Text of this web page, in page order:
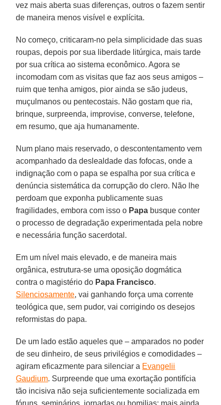
vez mais aberta suas diferenças, outros o fazem sentir
de maneira menos visível e explícita.
No começo, criticaram-no pela simplicidade das suas
roupas, depois por sua liberdade litúrgica, mais tarde
por sua crítica ao sistema econômico. Agora se
incomodam com as visitas que faz aos seus amigos –
ruim que tenha amigos, pior ainda se são judeus,
muçulmanos ou pentecostais. Não gostam que ria,
brinque, surpreenda, improvise, converse, telefone,
em resumo, que aja humanamente.
Num plano mais reservado, o descontentamento vem
acompanhado da deslealdade das fofocas, onde a
indignação com o papa se espalha por sua crítica e
denúncia sistemática da corrupção do clero. Não lhe
perdoam que exponha publicamente suas
fragilidades, embora com isso o Papa busque conter
o processo de degradação experimentada pela nobre
e necessária função sacerdotal.
Em um nível mais elevado, e de maneira mais
orgânica, estrutura-se uma oposição dogmática
contra o magistério do Papa Francisco.
Silenciosamente, vai ganhando força uma corrente
teológica que, sem pudor, vai corrigindo os desejos
reformistas do papa.
De um lado estão aqueles que – amparados no poder
de seu dinheiro, de seus privilégios e comodidades –
agiram eficazmente para silenciar a Evangelii
Gaudium. Surpreende que uma exortação pontifícia
tão incisiva não seja suficientemente socializada em
fóruns, seminários, jornadas ou homilias; mais ainda